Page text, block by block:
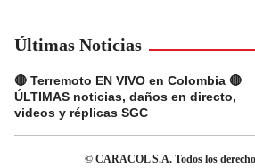
Últimas Noticias
🔴 Terremoto EN VIVO en Colombia 🔴
ÚLTIMAS noticias, daños en directo,
videos y réplicas SGC
© CARACOL S.A. Todos los